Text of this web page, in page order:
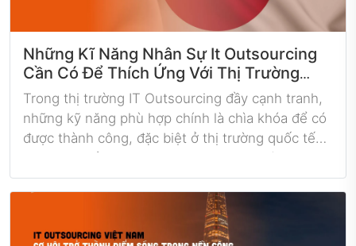
Những Kĩ Năng Nhân Sự It Outsourcing
Cần Có Để Thích Ứng Với Thị Trường
Nhật Bản
Trong thị trường IT Outsourcing đầy cạnh tranh,
những kỹ năng phù hợp chính là chìa khóa để có
được thành công, đặc biệt ở thị trường quốc tế
nghệ phát triển mạnh mẽ và đòi hỏi cao về chất
lượng cũng như hiệu suất làm việc. Dưới đây là
một số kỹ năng quan trọng mà nhân sự cần phải
có để thích ứng và thành công trong thị trường